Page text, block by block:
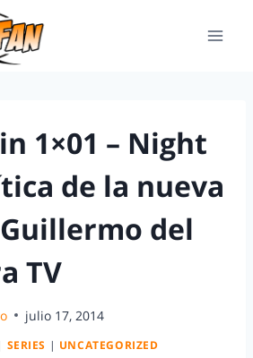
1×01 – Night
de la nueva
del
TV
julio 17, 2014
SERIES | UNCATEGORIZED